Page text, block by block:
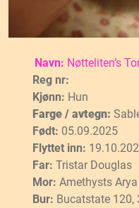
Navn: Nøtteliten’s
Reg nr:
Kjønn: Hun
Farge / avtegn:
Født: 05.09.2025
Flyttet inn:
Far: Tristar Douglas
Mor: Amethysts Arya
Bur: Bucatstate